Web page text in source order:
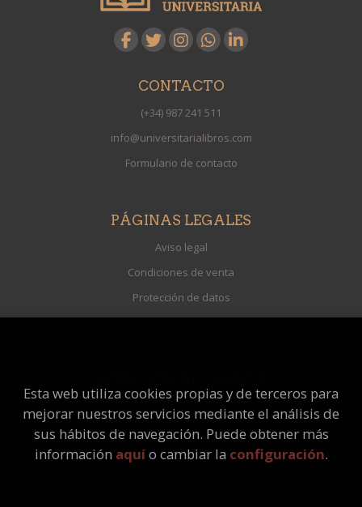
CONTACTO
(+34) 987 241 511
info@universitarialibros.com
Formulario de contacto
PÁGINAS LEGALES
Aviso legal
Condiciones de venta
Protección de datos
Política de Cookies
Quiénes somos
Pedidos especiales
Esta web utiliza cookies propias y de terceros para
mejorar nuestros servicios mediante el análisis de
sus hábitos de navegación. Puede obtener más
información aquío cambiar la configuración.